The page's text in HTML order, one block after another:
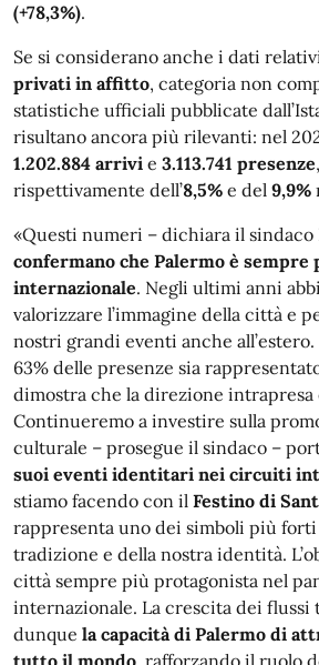
(+78,3%).
Se si considerano anche i dati
privati in affitto, categoria non
statistiche ufficiali pubblicate
risultano ancora più rilevanti: nel
1.202.884 arrivi e 3.113.741 presenze
rispettivamente dell’8,5% e del 9,9%
«Questi numeri – dichiara il sindaco
confermano che Palermo è
internazionale. Negli ultimi anni
valorizzare l’immagine della città e
nostri grandi eventi anche
63% delle presenze sia
dimostra che la direzione intrapresa
Continueremo a investire sulla
culturale – prosegue il sindaco –
suoi eventi identitari nei circuiti
stiamo facendo con il Festino di
rappresenta uno dei simboli più
tradizione e della nostra identità.
città sempre più protagonista nel
internazionale. La crescita dei
dunque la capacità di Palermo di